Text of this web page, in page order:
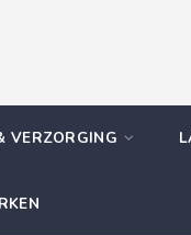
VERZORGING